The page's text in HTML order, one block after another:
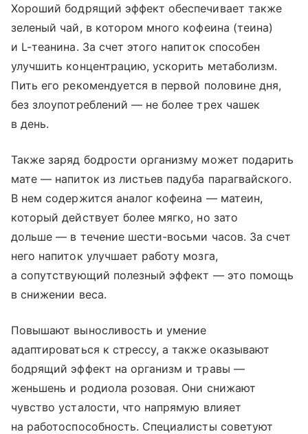
Хороший бодрящий эффект обеспечивает также
зеленый чай, в котором много кофеина (теина)
и L-теанина. За счет этого напиток способен
улучшить концентрацию, ускорить метаболизм.
Пить его рекомендуется в первой половине дня,
без злоупотреблений — не более трех чашек
в день.
Также заряд бодрости организму может подарить
мате — напиток из листьев падуба парагвайского.
В нем содержится аналог кофеина — матеин,
который действует более мягко, но зато
дольше — в течение шести-восьми часов. За счет
него напиток улучшает работу мозга,
а сопутствующий полезный эффект — это помощь
в снижении веса.
Повышают выносливость и умение
адаптироваться к стрессу, а также оказывают
бодрящий эффект на организм и травы —
женьшень и родиола розовая. Они снижают
чувство усталости, что напрямую влияет
на работоспособность. Специалисты советуют